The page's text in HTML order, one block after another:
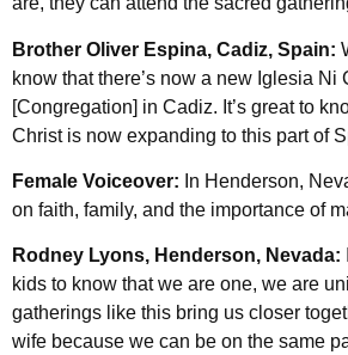
Brother Oliver Espina, Cadiz, Spain:
know that there’s now a new Iglesia Ni
[Congregation] in Cadiz. It’s great to
Christ is now expanding to this part of
Female Voiceover: In Henderson,
on faith, family, and the importance of
Rodney Lyons, Henderson, Nevada:
kids to know that we are one, we are
gatherings like this bring us closer
wife because we can be on the same